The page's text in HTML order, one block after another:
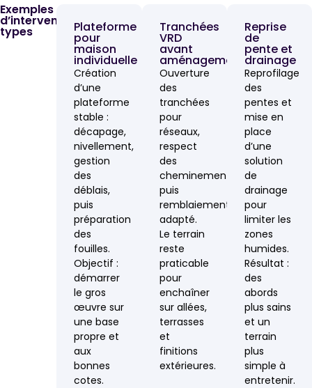
Exemples
d’interventions
types Plateforme
pour
maison
individuelle
Création
d’une
plateforme
stable :
décapage,
nivellement,
gestion
des
déblais,
puis
préparation
des
fouilles.
Objectif :
démarrer
le gros
œuvre sur
une base
propre et
aux
bonnes
cotes.
Tranchées
VRD
avant
aménagement
Ouverture
des
tranchées
pour
réseaux,
respect
des
cheminements,
puis
remblaiement
adapté.
Le terrain
reste
praticable
pour
enchaîner
sur allées,
terrasses
et
finitions
extérieures.
Reprise
de
pente et
drainage
Reprofilage
des
pentes et
mise en
place
d’une
solution
de
drainage
pour
limiter les
zones
humides.
Résultat :
des
abords
plus sains
et un
terrain
plus
simple à
entretenir.